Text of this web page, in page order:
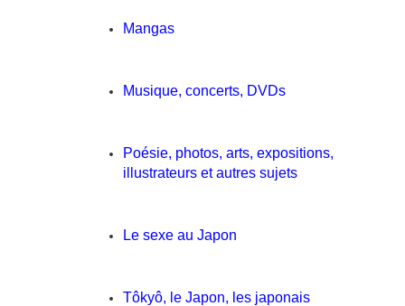
Mangas
Musique, concerts, DVDs
Poésie, photos, arts, expositions,
illustrateurs et autres sujets
Le sexe au Japon
Tôkyô, le Japon, les japonais